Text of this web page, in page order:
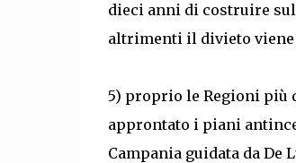
dieci anni di costruire
altrimenti il divieto viene
5) proprio le Regioni più
approntato i piani
Campania guidata da